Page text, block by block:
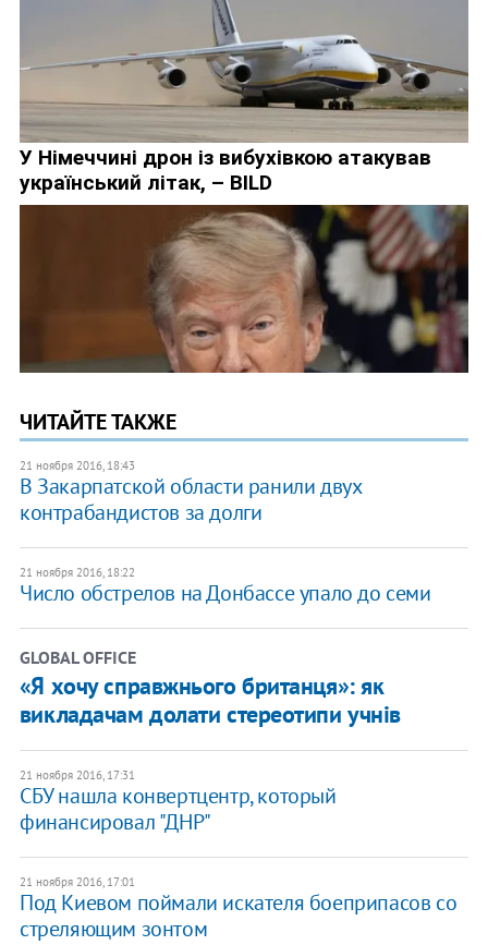
ЧИТАЙТЕ ТАКЖЕ
21 ноября 2016, 18:43
В Закарпатской области ранили двух
контрабандистов за долги
21 ноября 2016, 18:22
Число обстрелов на Донбассе упало до семи
GLOBAL OFFICE
«Я хочу справжнього британця»: як
викладачам долати стереотипи учнів
21 ноября 2016, 17:31
СБУ нашла конвертцентр, который
финансировал "ДНР"
21 ноября 2016, 17:01
Под Киевом поймали искателя боеприпасов со
стреляющим зонтом